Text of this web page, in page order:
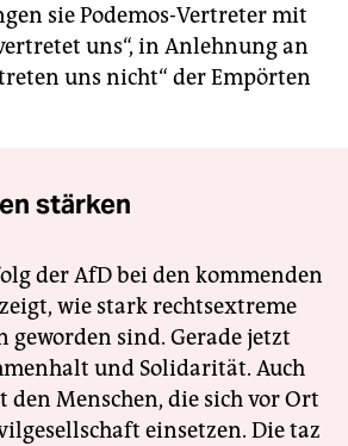
sie Podemos-Vertreter mit
uns“, in Anlehnung an
uns nicht“ der Empörten
stärken
der AfD bei den kommenden
wie stark rechtsextreme
geworden sind. Gerade jetzt
und Solidarität. Auch
Menschen, die sich vor Ort
einsetzen. Die taz